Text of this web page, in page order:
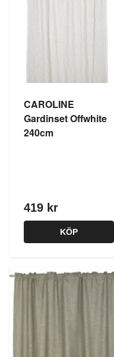
CAROLINE
Gardinset Offwhite
240cm
419 kr
KÖP